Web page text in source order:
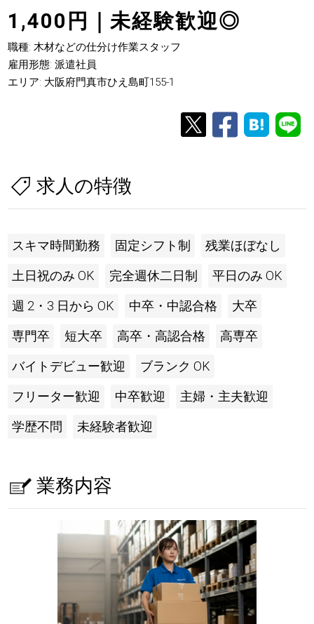
1,400円｜未経験歓迎◎
職種: 木材などの仕分け作業スタッフ
雇用形態: 派遣社員
エリア: 大阪府門真市ひえ島町155-1
求人の特徴
スキマ時間勤務 固定シフト制 残業ほぼなし
土日祝のみ OK 完全週休二日制 平日のみ OK
週 2・3 日から OK 中卒・中認合格 大卒
専門卒 短大卒 高卒・高認合格 高専卒
バイトデビュー歓迎 ブランク OK
フリーター歓迎 中卒歓迎 主婦・主夫歓迎
学歴不問 未経験者歓迎
業務内容